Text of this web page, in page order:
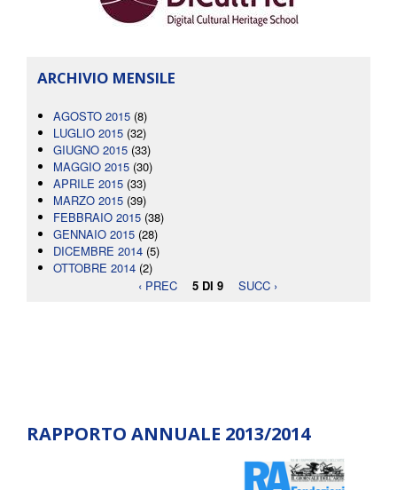
ARCHIVIO MENSILE
AGOSTO 2015 (8)
LUGLIO 2015 (32)
GIUGNO 2015 (33)
MAGGIO 2015 (30)
APRILE 2015 (33)
MARZO 2015 (39)
FEBBRAIO 2015 (38)
GENNAIO 2015 (28)
DICEMBRE 2014 (5)
OTTOBRE 2014 (2)
‹ PREC
5 DI 9 SUCC ›
RAPPORTO ANNUALE 2013/2014